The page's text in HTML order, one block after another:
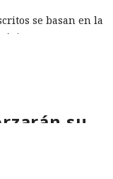
se basan en la
que parecen
de formasu